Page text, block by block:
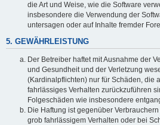
die Art und Weise, wie die Software
insbesondere die Verwendung der
untersagen oder auf Inhalte fremder
5. GEWÄHRLEISTUNG
Der Betreiber haftet mit Ausnahme der
und Gesundheit und der Verletzung
(Kardinalpflichten) nur für Schäden, die
fahrlässiges Verhalten zurückzuführen
Folgeschäden wie insbesondere
Die Haftung ist gegenüber
grob fahrlässigem Verhalten oder bei